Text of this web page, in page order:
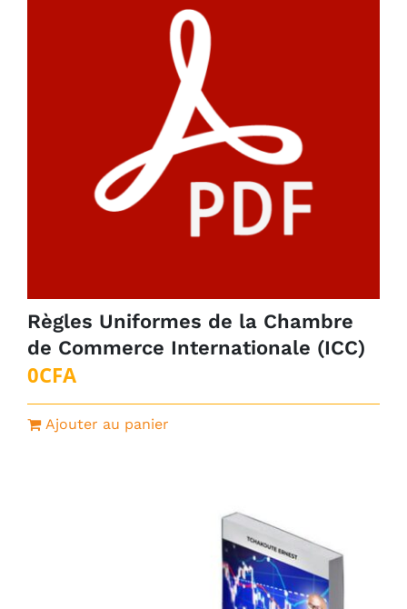
Règles Uniformes de la Chambre
de Commerce Internationale (ICC)
0CFA
Ajouter au panier